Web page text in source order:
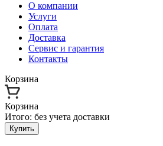
О компании
Услуги
Оплата
Доставка
Сервис и гарантия
Контакты
Корзина
Корзина
Итого: без учета доставки
Купить